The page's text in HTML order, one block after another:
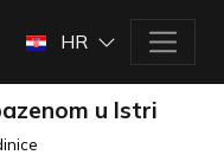
HR
u Istri